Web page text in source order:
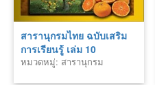
สารานุกรมไทย ฉบับเสริม
การเรียนรู้ เล่ม 10
หมวดหมู่: สารานุกรม